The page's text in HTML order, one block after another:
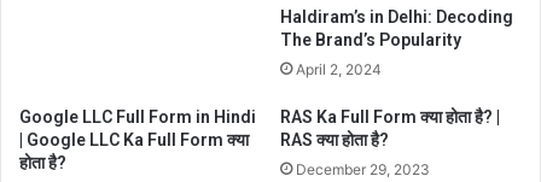
Haldiram’s in Delhi: Decoding
The Brand’s Popularity
April 2, 2024
Google LLC Full Form in Hindi
| Google LLC Ka Full Form क्या
होता है?
RAS Ka Full Form क्या होता है? |
RAS क्या होता है?
December 29, 2023